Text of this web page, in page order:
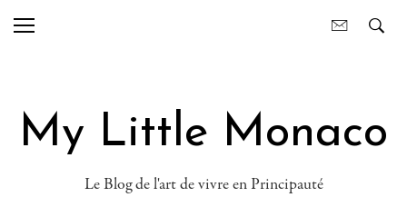
My Little Monaco
Le Blog de l'art de vivre en Principauté